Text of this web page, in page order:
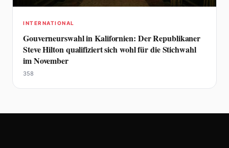
INTERNATIONAL
Gouverneurswahl in Kalifornien: Der Republikaner
Steve Hilton qualifiziert sich wohl für die Stichwahl
im November
358